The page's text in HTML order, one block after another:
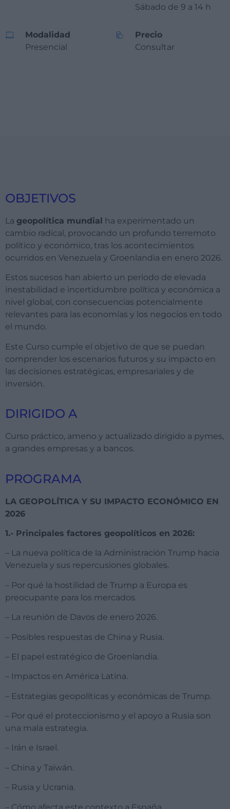
Sábado de 9 a 14 h
Modalidad
Presencial
Precio
Consultar
OBJETIVOS
La geopolítica mundial ha experimentado un
cambio radical, provocando un profundo terremoto
político y económico, tras los acontecimientos
ocurridos en Venezuela y Groenlandia en enero 2026.
Estos sucesos han abierto un periodo de elevada
inestabilidad e incertidumbre política y económica a
nivel global, con consecuencias potencialmente
relevantes para las economías y los negocios en todo
el mundo.
Este Curso cumple el objetivo de que se puedan
comprender los escenarios futuros y su impacto en
las decisiones estratégicas, empresariales y de
inversión.
DIRIGIDO A
Curso práctico, ameno y actualizado dirigido a pymes,
a grandes empresas y a bancos.
PROGRAMA
LA GEOPOLÍTICA Y SU IMPACTO ECONÓMICO EN
2026
1.- Principales factores geopolíticos en 2026:
– La nueva política de la Administración Trump hacia
Venezuela y sus repercusiones globales.
– Por qué la hostilidad de Trump a Europa es
preocupante para los mercados.
– La reunión de Davos de enero 2026.
– Posibles respuestas de China y Rusia.
– El papel estratégico de Groenlandia.
– Impactos en América Latina.
– Estrategias geopolíticas y económicas de Trump.
– Por qué el proteccionismo y el apoyo a Rusia son
una mala estrategia.
– Irán e Israel.
– China y Taiwán.
– Rusia y Ucrania.
– Cómo afecta este contexto a España.